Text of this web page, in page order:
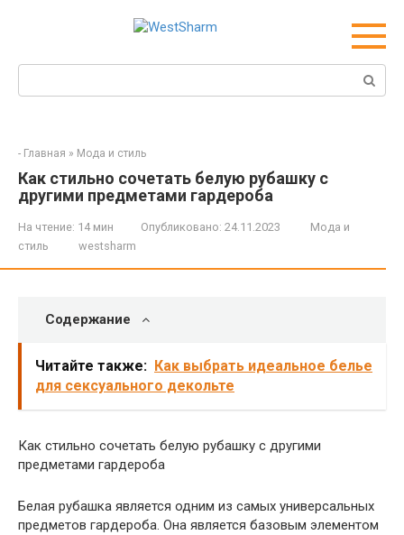
- Главная » Мода и стиль
Как стильно сочетать белую рубашку с
другими предметами гардероба
На чтение: 14 мин Опубликовано: 24.11.2023
Мода и
стиль
westsharm
Содержание
Читайте также: Как выбрать идеальное белье
для сексуального декольте
Как стильно сочетать белую рубашку с другими
предметами гардероба
Белая рубашка является одним из самых универсальных
предметов гардероба. Она является базовым элементом